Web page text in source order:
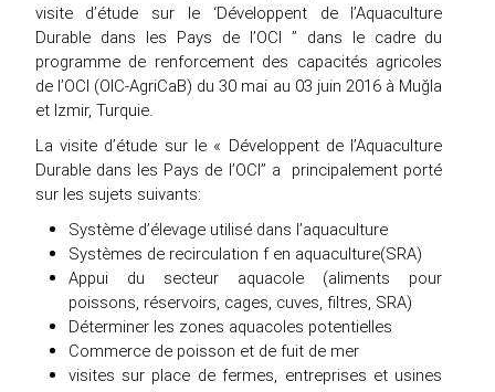
visite d’étude sur le ‘Développent de l’Aquaculture
Durable dans les Pays de l’OCI ” dans le cadre du
programme de renforcement des capacités agricoles
de l’OCI (OIC-AgriCaB) du 30 mai au 03 juin 2016 à Muğla
et Izmir, Turquie.
La visite d’étude sur le « Développent de l’Aquaculture
Durable dans les Pays de l’OCI” a principalement porté
sur les sujets suivants:
Système d’élevage utilisé dans l’aquaculture
Systèmes de recirculation f en aquaculture(SRA)
Appui du secteur aquacole (aliments pour
poissons, réservoirs, cages, cuves, filtres, SRA)
Déterminer les zones aquacoles potentielles
Commerce de poisson et de fuit de mer
visites sur place de fermes, entreprises et usines